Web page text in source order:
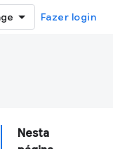
Fazer login
Nesta